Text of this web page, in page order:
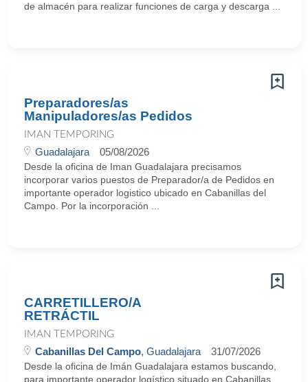
de almacén para realizar funciones de carga y descarga ...
Preparadores/as
Manipuladores/as Pedidos
IMAN TEMPORING
Guadalajara 05/08/2026
Desde la oficina de Iman Guadalajara precisamos
incorporar varios puestos de Preparador/a de Pedidos en
importante operador logistico ubicado en Cabanillas del
Campo. Por la incorporación ...
CARRETILLERO/A
RETRÁCTIL
IMAN TEMPORING
Cabanillas Del Campo, Guadalajara 31/07/2026
Desde la oficina de Imán Guadalajara estamos buscando,
para importante operador logístico situado en Cabanillas